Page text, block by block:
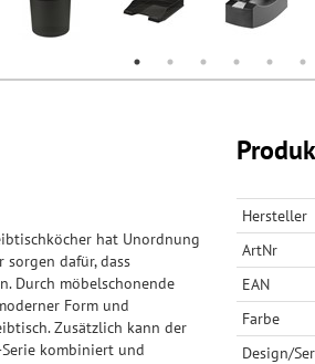
hat Unordnung
dafür, dass
Durch möbelschonende
Form und
Zusätzlich kann der
Serie kombiniert und
Hersteller
ArtNr
EAN
Farbe
Design/